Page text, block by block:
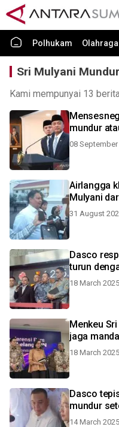
Polhukam Olahraga
Sri Mulyani Mundur
Kami mempunyai 13
mundur
08 September
Airlangga
Mulyani
31 August
Dasco
turun
18 March
Menkeu
jaga
18 March
Dasco
mundur
14 March